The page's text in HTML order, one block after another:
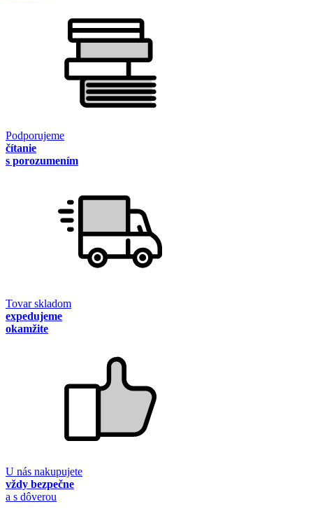
Podporujeme
čítanie
s porozumením
Tovar skladom
expedujeme
okamžite
U nás nakupujete
vždy bezpečne
a s dôverou